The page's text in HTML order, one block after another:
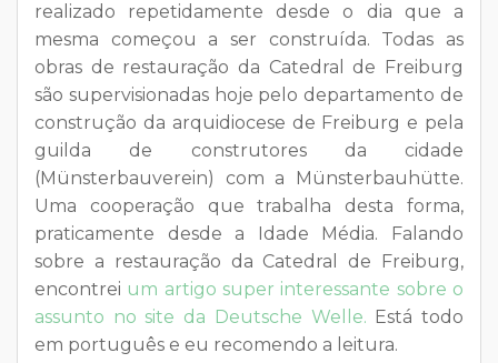
realizado repetidamente desde o dia que a
mesma começou a ser construída. Todas as
obras de restauração da Catedral de Freiburg
são supervisionadas hoje pelo departamento de
construção da arquidiocese de Freiburg e pela
guilda de construtores da cidade
(Münsterbauverein) com a Münsterbauhütte.
Uma cooperação que trabalha desta forma,
praticamente desde a Idade Média. Falando
sobre a restauração da Catedral de Freiburg,
encontrei um artigo super interessante sobre o
assunto no site da Deutsche Welle. Está todo
em português e eu recomendo a leitura.